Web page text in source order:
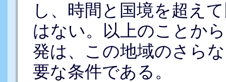
し、時間と国境を超え
はない。以上のことか
発は、この地域のさら
要な条件である。